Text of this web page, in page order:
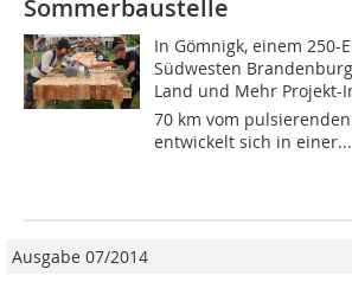
Sommerbaustelle
In Gömnigk, einem 250-
Südwesten
Land und Mehr Projekt-
70 km vom
entwickelt sich in einer...
Ausgabe 07/2014